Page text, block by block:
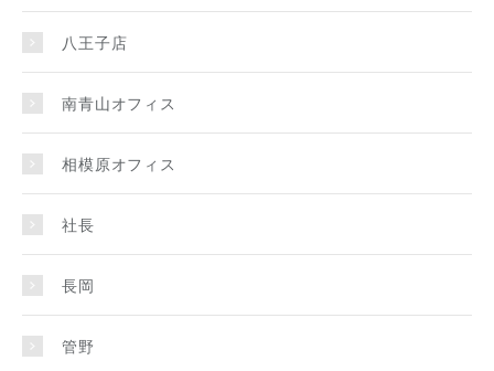
八王子店
南青山オフィス
相模原オフィス
社長
長岡
管野